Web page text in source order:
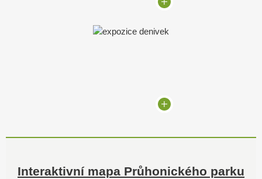
Interaktivní mapa Průhonického parku